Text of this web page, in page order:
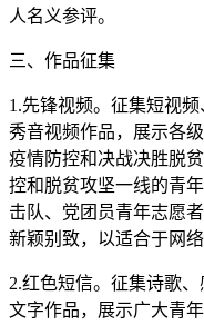
人名义参评。
三、作品征集
1.先锋视频。征集短视
秀音视频作品，展示各
疫情防控和决战决胜脱
控和脱贫攻坚一线的青
击队、党团员青年志愿
新颖别致，以适合于网
2.红色短信。征集诗歌
文字作品，展示广大青